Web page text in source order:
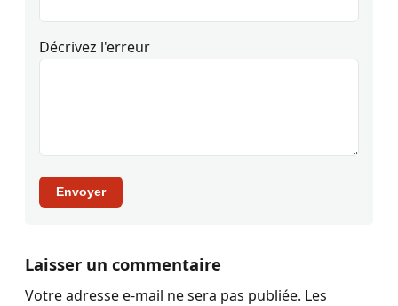
Décrivez l'erreur
Envoyer
Laisser un commentaire
Votre adresse e-mail ne sera pas publiée. Les